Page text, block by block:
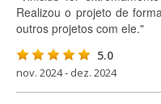
Realizou o projeto de
outros projetos com ele."
5.0
nov. 2024 - dez. 2024